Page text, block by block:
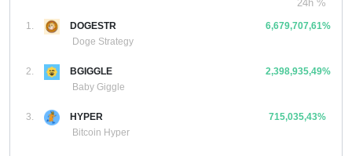
24h %
1.
DOGESTR
Doge Strategy
6,679,707,61%
2.
BGIGGLE
Baby Giggle
2,398,935,49%
3.
HYPER
Bitcoin Hyper
715,035,43%